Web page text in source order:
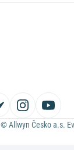
© Allwyn Česko a.s.